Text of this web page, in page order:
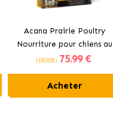
Acana Prairie Poultry
Nourriture pour chiens au
poulet frais
(DESDE) 75.99 €
Acheter